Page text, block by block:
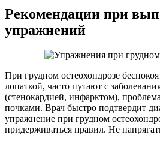
Рекомендации при
упражнений
При грудном остеохондрозе
лопаткой, часто путают с
(стенокардией, инфарктом),
почками. Врач быстро подтвердит
упражнение при грудном
придерживаться правил. Не